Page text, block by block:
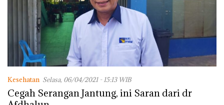
Kesehatan Selasa, 06/04/2021 - 15:13 WIB
Cegah Serangan Jantung, ini Saran dari dr